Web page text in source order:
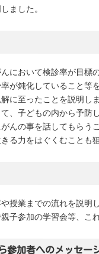
ました。
において検診率が目
が鈍化していること等
に至ったことを説明しま
、子どもの内から予防
んの事を話してもらう
る力をはぐくむことも
授業までの流れを説明
子参加の学習会等、こ
参加者へのメッセー